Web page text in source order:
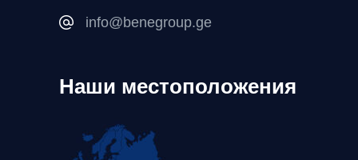
info@benegroup.ge
Наши местоположения